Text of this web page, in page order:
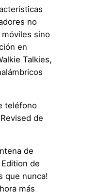
no
sino
en
Talkies,
teléfono
de
de
de
que nunca!
más